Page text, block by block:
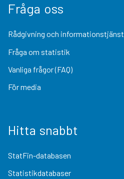
Fråga oss
Rådgivning och informationstjänst
Fråga om statistik
Vanliga frågor (FAQ)
För media
Hitta snabbt
StatFin-databasen
Statistikdatabaser